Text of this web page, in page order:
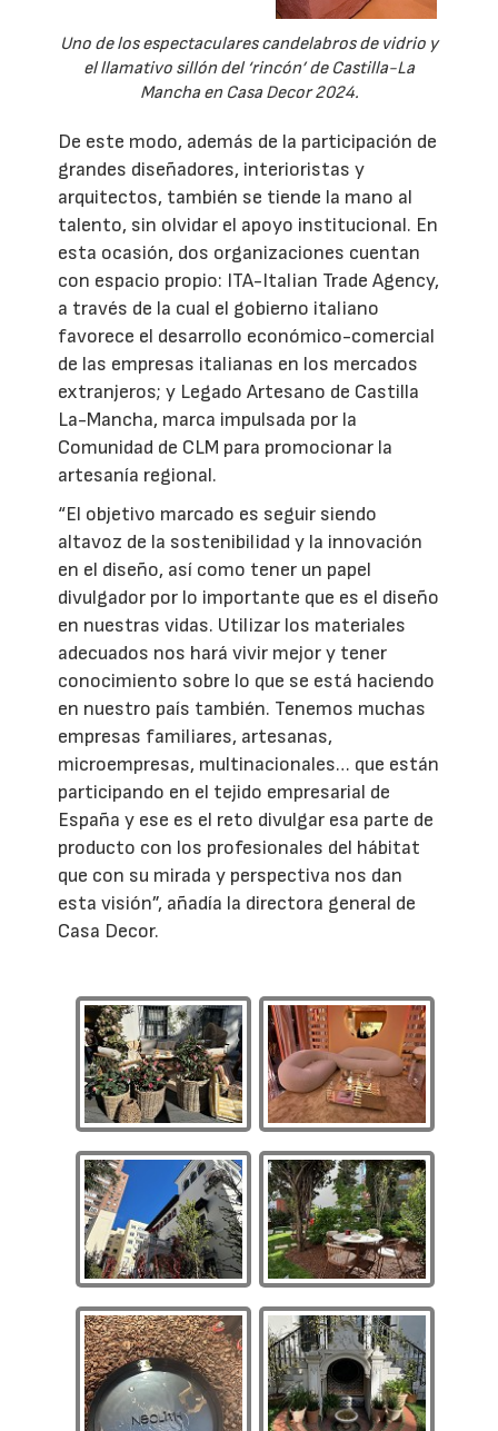
Uno de los espectaculares candelabros de vidrio y
el llamativo sillón del ‘rincón’ de Castilla-La
Mancha en Casa Decor 2024.
De este modo, además de la participación de
grandes diseñadores, interioristas y
arquitectos, también se tiende la mano al
talento, sin olvidar el apoyo institucional. En
esta ocasión, dos organizaciones cuentan
con espacio propio: ITA-Italian Trade Agency,
a través de la cual el gobierno italiano
favorece el desarrollo económico-comercial
de las empresas italianas en los mercados
extranjeros; y Legado Artesano de Castilla
La-Mancha, marca impulsada por la
Comunidad de CLM para promocionar la
artesanía regional.
“El objetivo marcado es seguir siendo
altavoz de la sostenibilidad y la innovación
en el diseño, así como tener un papel
divulgador por lo importante que es el diseño
en nuestras vidas. Utilizar los materiales
adecuados nos hará vivir mejor y tener
conocimiento sobre lo que se está haciendo
en nuestro país también. Tenemos muchas
empresas familiares, artesanas,
microempresas, multinacionales… que están
participando en el tejido empresarial de
España y ese es el reto divulgar esa parte de
producto con los profesionales del hábitat
que con su mirada y perspectiva nos dan
esta visión”, añadía la directora general de
Casa Decor.